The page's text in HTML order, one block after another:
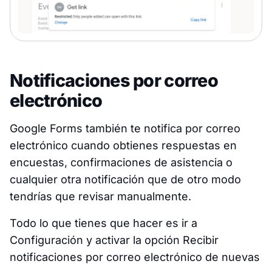
Notificaciones por correo
electrónico
Google Forms también te notifica por correo
electrónico cuando obtienes respuestas en
encuestas, confirmaciones de asistencia o
cualquier otra notificación que de otro modo
tendrías que revisar manualmente.
Todo lo que tienes que hacer es ir a
Configuración y activar la opción Recibir
notificaciones por correo electrónico de nuevas